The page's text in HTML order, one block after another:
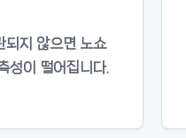
되지 않으면 노쇼
성이 떨어집니다.